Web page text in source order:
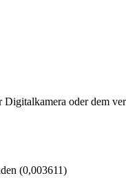
oder dem
(0,003611)